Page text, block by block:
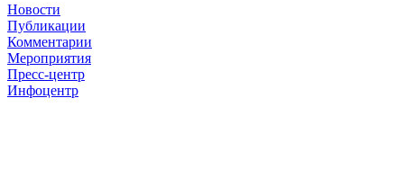
Новости
Публикации
Комментарии
Мероприятия
Пресс-центр
Инфоцентр